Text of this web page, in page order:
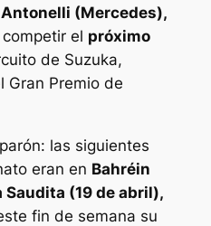
(Mercedes),
el próximo
de Suzuka,
Gran Premio de
las siguientes
eran en Bahréin
Saudita (19 de abril),
fin de semana su